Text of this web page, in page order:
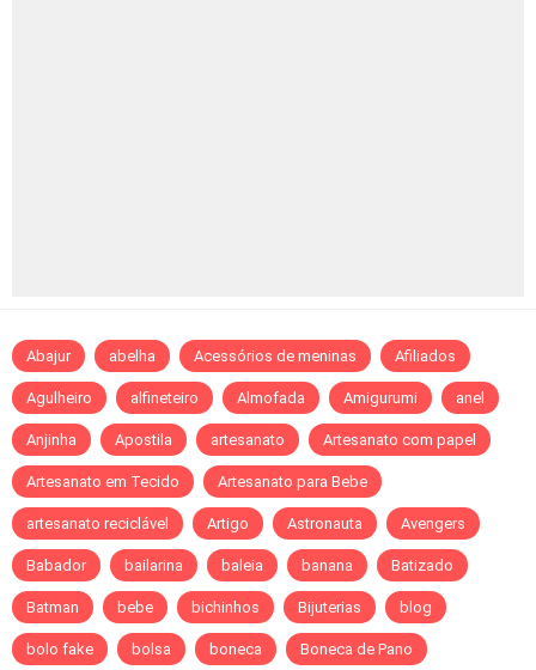
Abajur abelha Acessórios de meninas Afiliados
Agulheiro alfineteiro Almofada Amigurumi anel
Anjinha Apostila artesanato Artesanato com papel
Artesanato em Tecido Artesanato para Bebe
artesanato reciclável Artigo Astronauta Avengers
Babador bailarina baleia banana Batizado
Batman bebe bichinhos Bijuterias blog
bolo fake bolsa boneca Boneca de Pano